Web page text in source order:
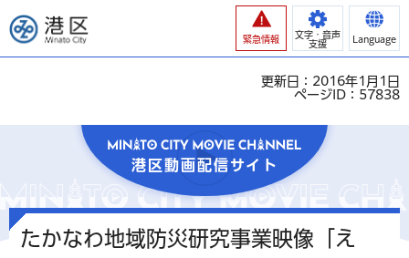
港区
緊急情報
文字・音声
支援
Language
更新日：2016年1月1日
ページID：57838
港区動画配信サイト
たかなわ地域防災研究事業映像「え